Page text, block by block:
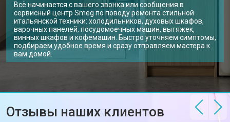
Всё начинается с вашего звонка или сообщения в
сервисный центр Smeg по поводу ремонта стильной
итальянской техники: холодильников, духовых шкафов,
варочных панелей, посудомоечных машин, вытяжек,
винных шкафов и кофемашин. Быстро уточняем симптомы,
подбираем удобное время и сразу отправляем мастера к
вам домой.
Отзывы наших клиентов